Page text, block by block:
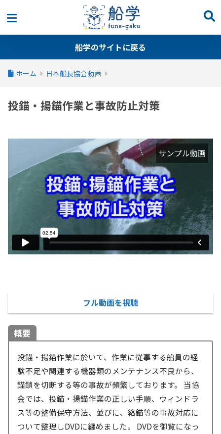
船学のサイトに戻る
ホーム 日本船長協会動画
投錨・揚錨作業と事故防止対策
サンプル動画
フル動画を視聴
概要
投錨・揚錨作業に於いて、作業に従事する船員の経
験不足や関連する機器類のメンテナンス不良から、
錨鎖を切断する等の事故が頻繁しております。 当協
会では、投錨・揚錨作業の正しい手順、ウィンドラ
ス等の整備保守方法、並びに、絡錨等の事故対応に
ついて整理しDVDに纏めました。 DVDを御覧になっ